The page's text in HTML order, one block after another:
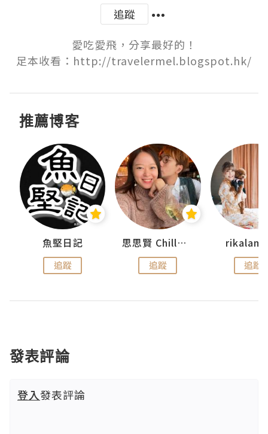
追蹤
愛吃愛飛，分享最好的！
足本收看：http://travelermel.blogspot.hk/
推薦博客
魚堅日記
追蹤
思思賢 ChillMyBabe
追蹤 追蹤
發表評論
登入發表評論